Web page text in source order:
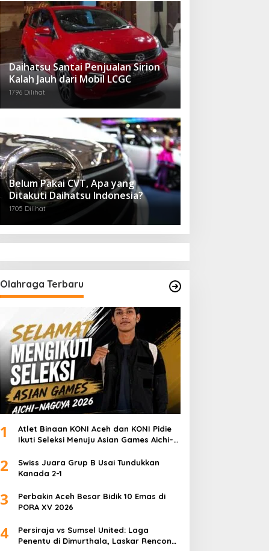
Daihatsu Santai Penjualan Sirion
Kalah Jauh dari Mobil LCGC
1796 Dilihat
Belum Pakai CVT, Apa yang
Ditakuti Daihatsu Indonesia?
1705 Dilihat
Olahraga Terbaru
1
Atlet Binaan KONI Aceh dan KONI Pidie
Ikuti Seleksi Menuju Asian Games Aichi–
2
Swiss Juara Grup B Usai Tundukkan
Kanada 2-1
3
Perbakin Aceh Besar Bidik 10 Emas di
PORA XV 2026
4
Persiraja vs Sumsel United: Laga
Penentu di Dimurthala, Laskar Rencong